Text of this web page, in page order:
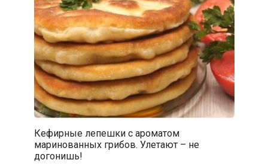
Кефирные лепешки с ароматом
маринованных грибов. Улетают – не
догонишь!